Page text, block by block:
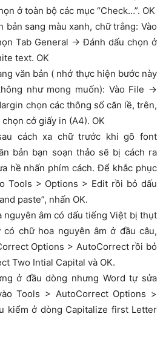
ở toàn bộ các mục “Check…”. OK
bản sang màu xanh, chữ trắng: Vào
Tab General -> Đánh dấu chọn ở
text. OK
văn bản ( nhớ thực hiện bước này
như mong muốn): Vào File ->
chọn các thông số căn lề, trên,
cở giấy in (A4). OK
cách xa chữ trước khi gõ font
bản bạn soạn thảo sẽ bị cách ra
hề nhấn phím cách. Để khắc phục
Tools > Options > Edit rồi bỏ dấu
paste”, nhấn OK.
nguyên âm có dấu tiếng Việt bị thụt
chữ hoa nguyên âm ở đầu câu,
Options > AutoCorrect rồi bỏ
Two Intial Capital và OK.
ở đầu dòng nhưng Word tự sửa
Tools > AutoCorrect Options >
kiểm ở dòng Capitalize first Letter